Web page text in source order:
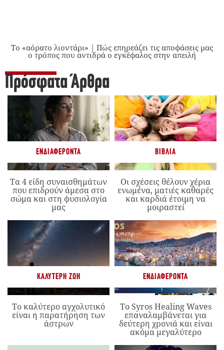
Το «αόρατο λιοντάρι» | Πώς επηρεάζει τις αποφάσεις μας
ο τρόπος που αντιδρά ο εγκέφαλος στην απειλή
Πρόσφατα Άρθρα
ΕΝΔΙΑΦΈΡΟΝΤΑ
Τα 4 είδη συναισθημάτων
που επιδρούν άμεσα στο
σώμα και στη φυσιολογία
μας
ΒΙΒΛΊΑ
Οι σχέσεις θέλουν χέρια
ενωμένα, ματιές καθαρές
και καρδιά έτοιμη να
μοιραστεί
ΚΑΛΎΤΕΡΗ ΖΩΉ
Το καλύτερο αγχολυτικό
είναι η παρατήρηση των
άστρων
ΕΝΔΙΑΦΈΡΟΝΤΑ
Το Syros Healing Waves
επαναλαμβάνεται για
δεύτερη χρονιά και είναι
ακόμα μεγαλύτερο